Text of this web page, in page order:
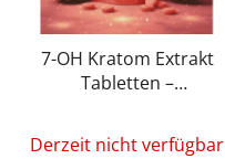
7-OH Kratom Extrakt
Tabletten –
mg)
Derzeit nicht verfügbar